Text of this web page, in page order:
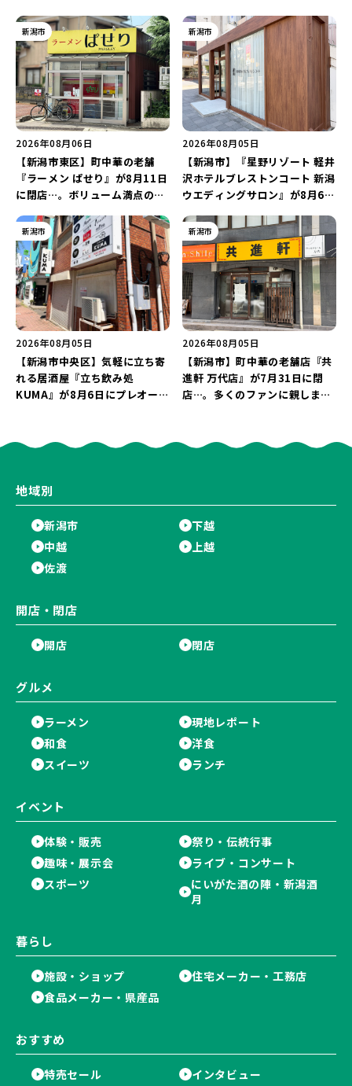
新潟市
2026年08月06日
【新潟市東区】町中華の老舗
『ラーメン ぱせり』が8月11日
に閉店…。ボリューム満点の名
新潟市
2026年08月05日
【新潟市】『星野リゾート 軽井
沢ホテルブレストンコート 新潟
ウエディングサロン』が8月6日
グを万代で相談しよう♪
新潟市
2026年08月05日
【新潟市中央区】気軽に立ち寄
れる居酒屋『立ち飲み処
KUMA』が8月6日にプレオープ
♪
新潟市
2026年08月05日
【新潟市】町中華の老舗店『共
進軒 万代店』が7月31日に閉
店…。多くのファンに親しまれ
地域別
新潟市
下越
中越
上越
佐渡
開店・閉店
開店 閉店
グルメ
ラーメン
現地レポート
和食
洋食
スイーツ
ランチ
イベント
体験・販売
祭り・伝統行事
趣味・展示会
ライブ・コンサート
スポーツ
にいがた酒の陣・新潟酒
月
暮らし
施設・ショップ
住宅メーカー・工務店
食品メーカー・県産品
おすすめ
特売セール
インタビュー